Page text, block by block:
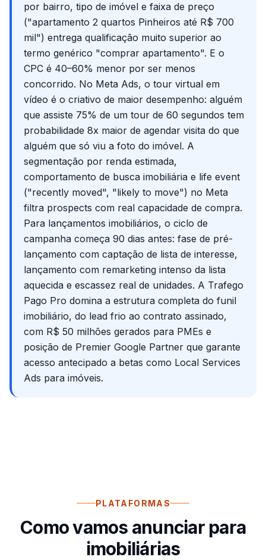
por bairro, tipo de imóvel e faixa de preço
("apartamento 2 quartos Pinheiros até R$ 700
mil") entrega qualificação muito superior ao
termo genérico "comprar apartamento". E o
CPC é 40–60% menor por ser menos
concorrido. No Meta Ads, o tour virtual em
vídeo é o criativo de maior desempenho: alguém
que assiste 75% de um tour de 60 segundos tem
probabilidade 8x maior de agendar visita do que
alguém que só viu a foto do imóvel. A
segmentação por renda estimada,
comportamento de busca imobiliária e life event
("recently moved", "likely to move") no Meta
filtra prospects com real capacidade de compra.
Para lançamentos imobiliários, o ciclo de
campanha começa 90 dias antes: fase de pré-
lançamento com captação de lista de interesse,
lançamento com remarketing intenso da lista
aquecida e escassez real de unidades. A Trafego
Pago Pro domina a estrutura completa do funil
imobiliário, do lead frio ao contrato assinado,
com R$ 50 milhões gerados para PMEs e
posição de Premier Google Partner que garante
acesso antecipado a betas como Local Services
Ads para imóveis.
PLATAFORMAS
Como vamos anunciar para
imobiliárias